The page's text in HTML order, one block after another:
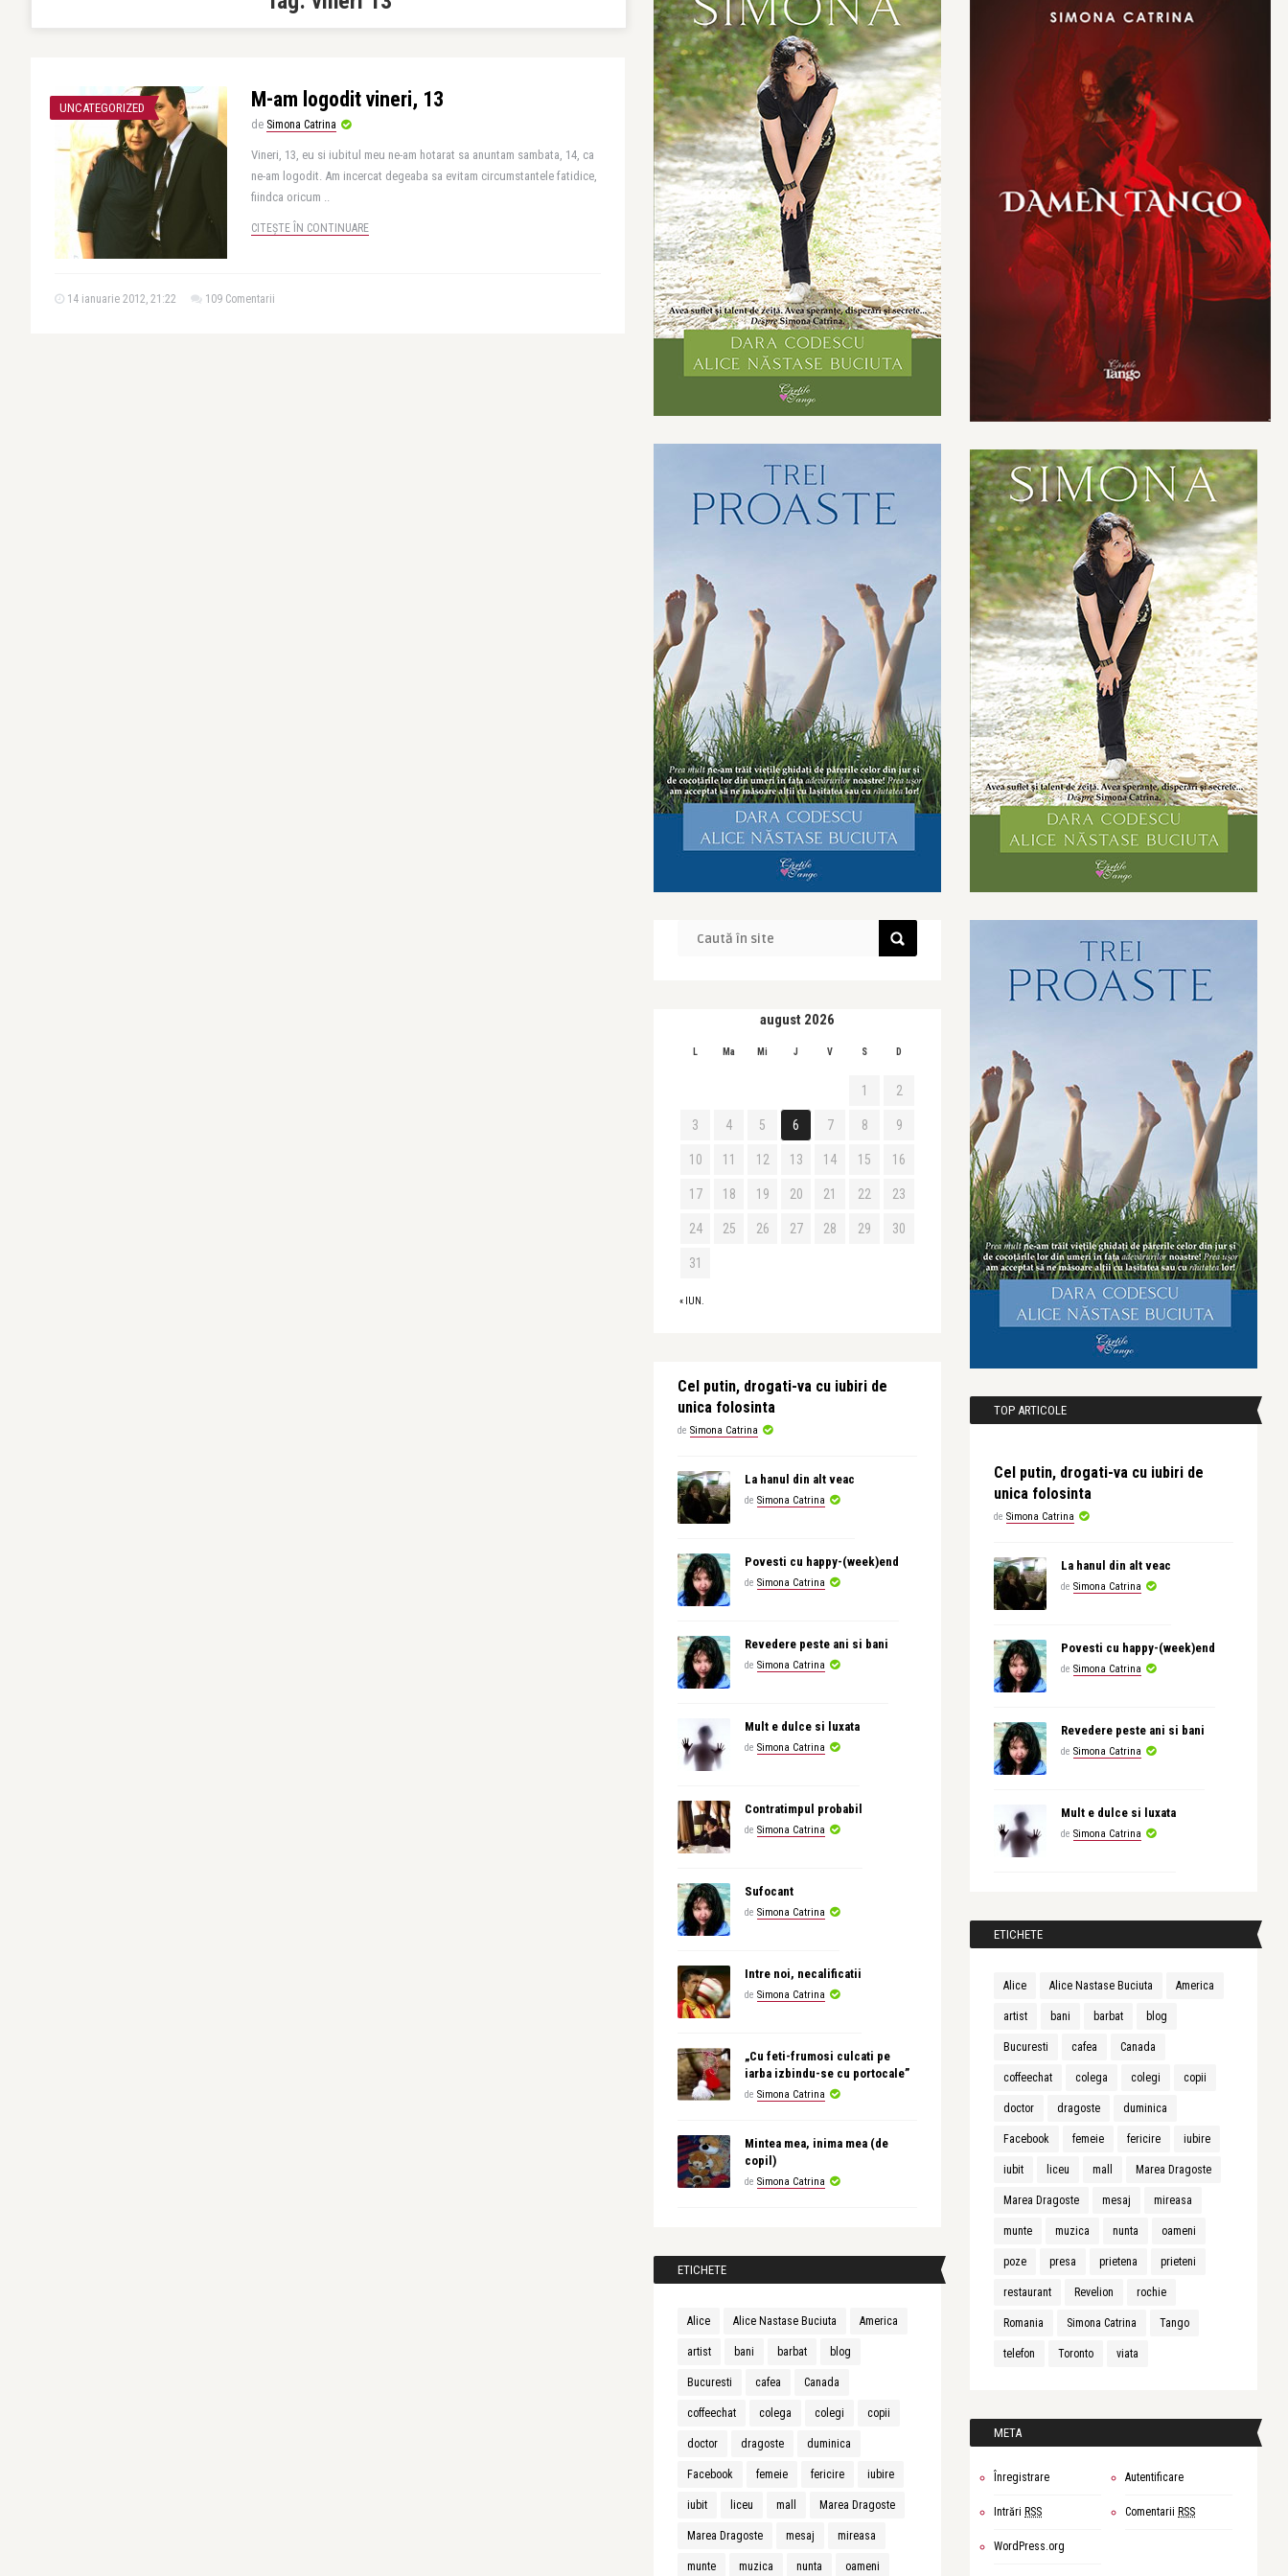
UNCATEGORIZED M-am logodit vineri, 13
de Simona Catrina
Vineri, 13, eu si iubitul meu ne-am hotarat sa anuntam sambata, 14, ca
ne-am logodit. Am incercat degeaba sa evitam circumstantele fatidice,
fiindca oricum ..
CITEȘTE ÎN CONTINUARE
14 ianuarie 2012, 21:22 109 Comentarii
august 2026
L Ma Mi J V S D
« IUN.
1 2
3 4 5 6 7 8 9
10 11 12 13 14 15 16
17 18 19 20 21 22 23
24 25 26 27 28 29 30
31
Cel putin, drogati-va cu iubiri de
unica folosinta
de Simona Catrina
La hanul din alt veac
de Simona Catrina
Povesti cu happy-(week)end
de Simona Catrina
Revedere peste ani si bani
de Simona Catrina
Mult e dulce si luxata
de Simona Catrina
Contratimpul probabil
de Simona Catrina
Sufocant
de Simona Catrina
Intre noi, necalificatii
de Simona Catrina
„Cu feti-frumosi culcati pe
iarba izbindu-se cu portocale”
de Simona Catrina
Mintea mea, inima mea (de
copil)
de Simona Catrina
ETICHETE
Alice Alice Nastase Buciuta America
artist bani barbat blog
Bucuresti cafea Canada
coffeechat colega colegi copii
doctor dragoste duminica
Facebook femeie fericire iubire
iubit liceu mall Marea Dragoste
Marea Dragoste mesaj mireasa
munte muzica nunta oameni
TOP ARTICOLE
Cel putin, drogati-va cu iubiri de
unica folosinta
de Simona Catrina
La hanul din alt veac
de Simona Catrina
Povesti cu happy-(week)end
de Simona Catrina
Revedere peste ani si bani
de Simona Catrina
Mult e dulce si luxata
de Simona Catrina
ETICHETE
Alice Alice Nastase Buciuta America
artist bani barbat blog
Bucuresti cafea Canada
coffeechat colega colegi copii
doctor dragoste duminica
Facebook femeie fericire iubire
iubit liceu mall Marea Dragoste
Marea Dragoste mesaj mireasa
munte muzica nunta oameni
poze presa prietena prieteni
restaurant Revelion rochie
Romania Simona Catrina Tango
telefon Toronto viata
META
Înregistrare Autentificare
Intrări RSS Comentarii RSS
WordPress.org